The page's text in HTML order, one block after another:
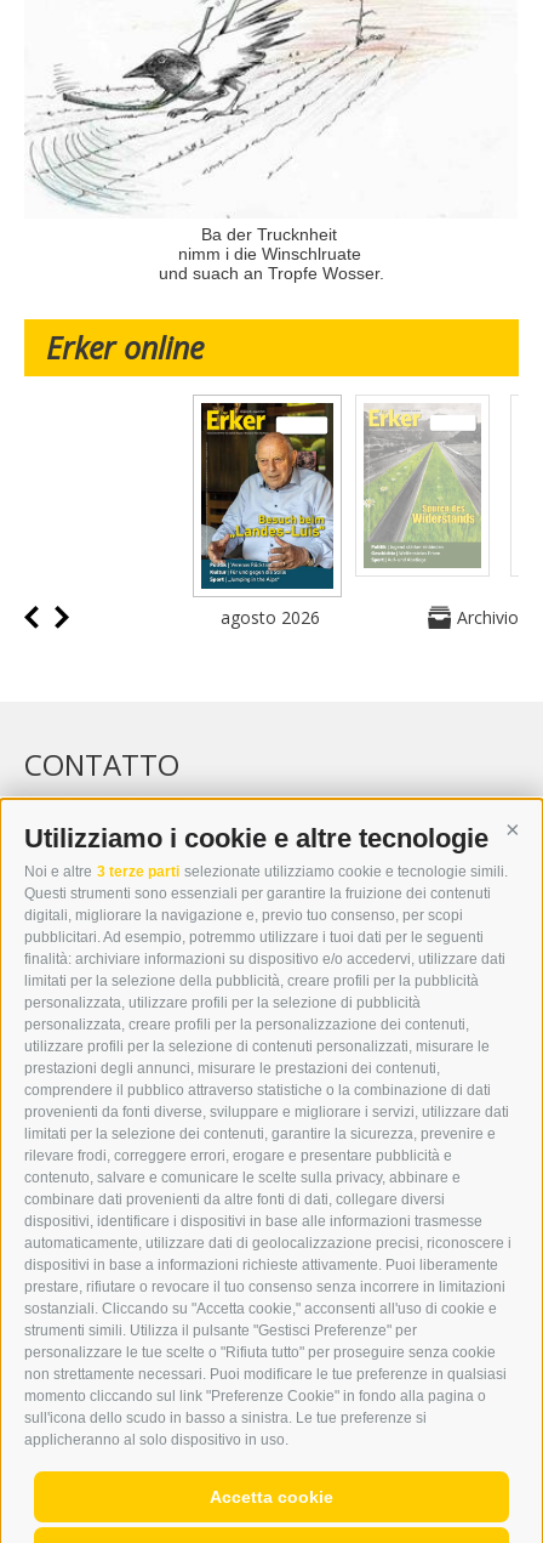
Utilizziamo i cookie e altre tecnologie
Noi e altre 3 terze parti selezionate utilizziamo cookie e tecnologie simili.
Questi strumenti sono essenziali per garantire la fruizione dei contenuti
digitali, migliorare la navigazione e, previo tuo consenso, per scopi
pubblicitari. Ad esempio, potremmo utilizzare i tuoi dati per le seguenti
finalità: archiviare informazioni su dispositivo e/o accedervi, utilizzare dati
limitati per la selezione della pubblicità, creare profili per la pubblicità
personalizzata, utilizzare profili per la selezione di pubblicità
personalizzata, creare profili per la personalizzazione dei contenuti,
utilizzare profili per la selezione di contenuti personalizzati, misurare le
prestazioni degli annunci, misurare le prestazioni dei contenuti,
comprendere il pubblico attraverso statistiche o la combinazione di dati
provenienti da fonti diverse, sviluppare e migliorare i servizi, utilizzare dati
limitati per la selezione dei contenuti, garantire la sicurezza, prevenire e
rilevare frodi, correggere errori, erogare e presentare pubblicità e
contenuto, salvare e comunicare le scelte sulla privacy, abbinare e
combinare dati provenienti da altre fonti di dati, collegare diversi
dispositivi, identificare i dispositivi in base alle informazioni trasmesse
automaticamente, utilizzare dati di geolocalizzazione precisi, riconoscere i
dispositivi in base a informazioni richieste attivamente. Puoi liberamente
prestare, rifiutare o revocare il tuo consenso senza incorrere in limitazioni
sostanziali. Cliccando su "Accetta cookie," acconsenti all'uso di cookie e
strumenti simili. Utilizza il pulsante "Gestisci Preferenze" per
personalizzare le tue scelte o "Rifiuta tutto" per proseguire senza cookie
non strettamente necessari. Puoi modificare le tue preferenze in qualsiasi
momento cliccando sul link "Preferenze Cookie" in fondo alla pagina o
sull'icona dello scudo in basso a sinistra. Le tue preferenze si
applicheranno al solo dispositivo in uso.
Accetta cookie
Ba der Trucknheit
nimm i die Winschlruate
und suach an Tropfe Wosser.
Erker online
agosto 2026 Archivio
CONTATTO
WIPP-MEDIA GMBH
DER ERKER
I-39049 VIPITENO
TEL.: +39 0472 766876
GRAFIK@DERERKER.IT
INFO@DERERKER.IT
BARBARA.FONTANA@DERERKER.IT
ERKER
PUBBLICITÀ NELL’ERKER
PUBBLICITÀ ONLINE
ADDEBITO DIRETTO SEPA
REGOLAMENTO COMMENTI
ONLINE VOTING
SERVICE
EVENTI
ANNUNCI
LINK UTILI
METEO
WEBCAM
VIDEO
NECROLOGI